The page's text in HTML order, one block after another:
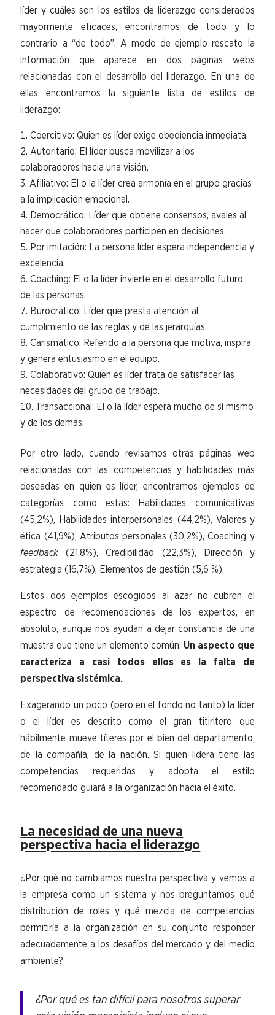
líder y cuáles son los estilos de liderazgo considerados
mayormente eficaces, encontramos de todo y lo
contrario a “de todo”. A modo de ejemplo rescato la
información que aparece en dos páginas webs
relacionadas con el desarrollo del liderazgo. En una de
ellas encontramos la siguiente lista de estilos de
liderazgo:
Coercitivo: Quien es líder exige obediencia inmediata.
Autoritario: El líder busca movilizar a los
colaboradores hacia una visión.
Afiliativo: El o la líder crea armonía en el grupo gracias
a la implicación emocional.
Democrático: Líder que obtiene consensos, avales al
hacer que colaboradores participen en decisiones.
Por imitación: La persona líder espera independencia y
excelencia.
Coaching: El o la líder invierte en el desarrollo futuro
de las personas.
Burocrático: Líder que presta atención al
cumplimiento de las reglas y de las jerarquías.
Carismático: Referido a la persona que motiva, inspira
y genera entusiasmo en el equipo.
Colaborativo: Quien es líder trata de satisfacer las
necesidades del grupo de trabajo.
Transaccional: El o la líder espera mucho de sí mismo
y de los demás.
Por otro lado, cuando revisamos otras páginas web
relacionadas con las competencias y habilidades más
deseadas en quien es líder, encontramos ejemplos de
categorías como estas: Habilidades comunicativas
(45,2%), Habilidades interpersonales (44,2%), Valores y
ética (41,9%), Atributos personales (30,2%), Coaching y
feedback (21,8%), Credibilidad (22,3%), Dirección y
estrategia (16,7%), Elementos de gestión (5,6 %).
Estos dos ejemplos escogidos al azar no cubren el
espectro de recomendaciones de los expertos, en
absoluto, aunque nos ayudan a dejar constancia de una
muestra que tiene un elemento común. Un aspecto que
caracteriza a casi todos ellos es la falta de
perspectiva sistémica.
Exagerando un poco (pero en el fondo no tanto) la líder
o el líder es descrito como el gran titiritero que
hábilmente mueve títeres por el bien del departamento,
de la compañía, de la nación. Si quien lidera tiene las
competencias requeridas y adopta el estilo
recomendado guiará a la organización hacia el éxito.
La necesidad de una nueva
perspectiva hacia el liderazgo
¿Por qué no cambiamos nuestra perspectiva y vemos a
la empresa como un sistema y nos preguntamos qué
distribución de roles y qué mezcla de competencias
permitiría a la organización en su conjunto responder
adecuadamente a los desafíos del mercado y del medio
ambiente?
¿Por qué es tan difícil para nosotros superar